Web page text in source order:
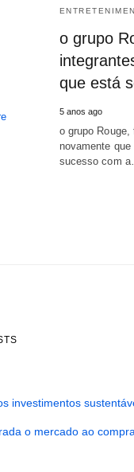
o grupo
que está
5 anos ago
o grupo
novamente
sucesso com
investimentos
o mercado ao